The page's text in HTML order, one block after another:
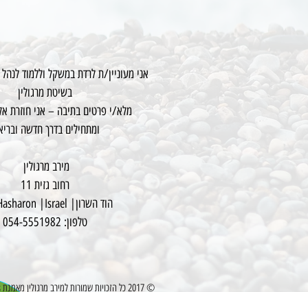
אני מעוניין/ת לרדת במשקל וללמוד
בשיטת מרגולין
מלא/י פרטים בתיבה – אני חוזרת
ומתחילים בדרך חדשה
מירב מרגולין
רחוב גזית 11
הוד השרון| Hod Hasharon |Israel
טלפון: 054-5551982
© 2017 כל הזכויות שמורות ל מירב מרגולין מאמנת Wellness